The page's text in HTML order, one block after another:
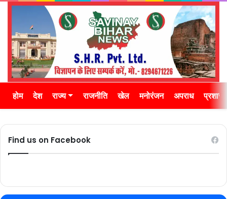
होम देश राज्य राजनीति खेल मनोरंजन अपराध
Find us on Facebook